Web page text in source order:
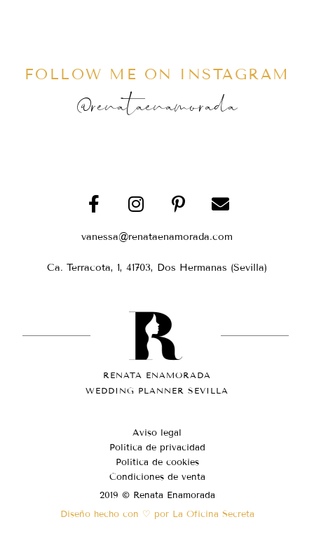
FOLLOW ME ON INSTAGRAM
@renataenamorada
vanessa@renataenamorada.com
Ca. Terracota, 1, 41703, Dos Hermanas (Sevilla)
RENATA ENAMORADA
WEDDING PLANNER SEVILLA
Aviso legal
Política de privacidad
Política de cookies
Condiciones de venta
2019 © Renata Enamorada
Diseño hecho con ♡ por La Oficina Secreta